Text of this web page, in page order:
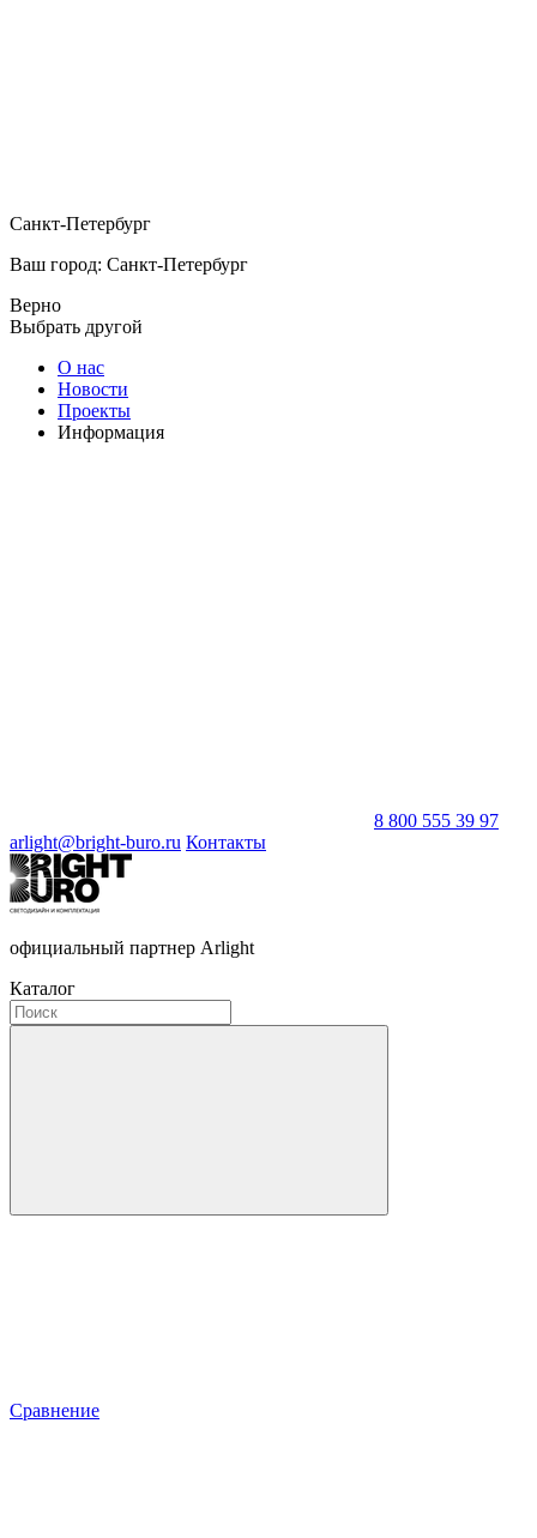
Санкт-Петербург
Ваш город: Санкт-Петербург
Верно
Выбрать другой
О нас
Новости
Проекты
Информация
8 800 555 39 97
arlight@bright-buro.ru Контакты
официальный партнер Arlight
Каталог
Сравнение